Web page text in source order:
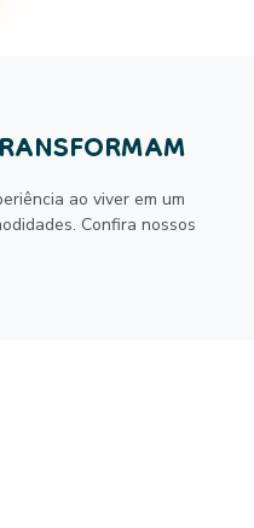
ao viver em um
Confira nossos